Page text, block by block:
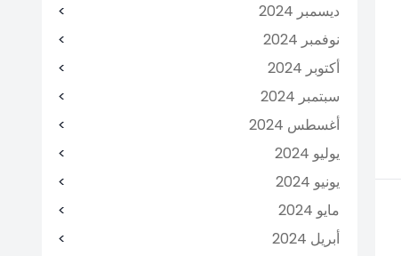
ديسمبر 2024
نوفمبر 2024
أكتوبر 2024
سبتمبر 2024
أغسطس 2024
يوليو 2024
يونيو 2024
مايو 2024
أبريل 2024